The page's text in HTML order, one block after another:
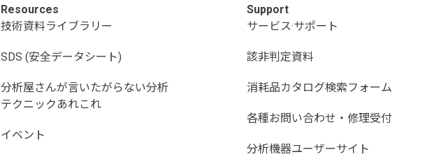
Resources
技術資料ライブラリー
SDS (安全データシート)
分析屋さんが言いたがらない分析
テクニックあれこれ
イベント
Support
サービス·サポート
該非判定資料
消耗品カタログ検索フォーム
各種お問い合わせ・修理受付
分析機器ユーザーサイト